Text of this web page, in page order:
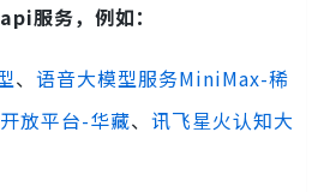
服务，例如：
、 语音大模型服务MiniMax-稀
放平台-华藏、 讯飞星火认知大